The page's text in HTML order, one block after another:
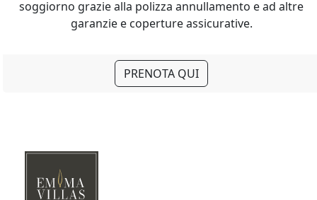
soggiorno grazie alla polizza annullamento e ad altre
garanzie e coperture assicurative.
PRENOTA QUI